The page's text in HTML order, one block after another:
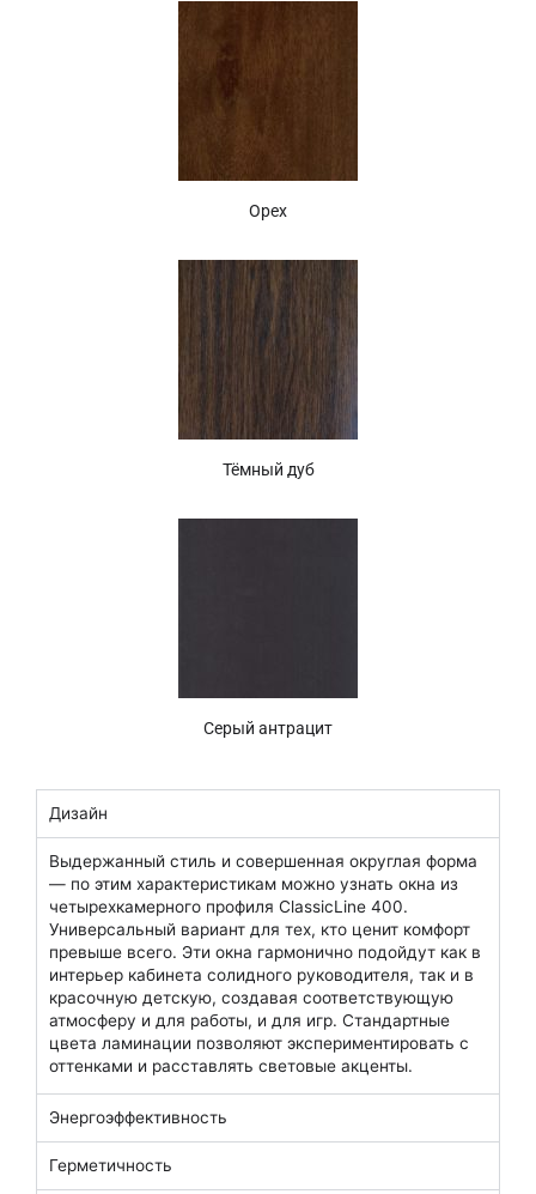
Орех
Тёмный дуб
Серый антрацит
Дизайн
Выдержанный стиль и совершенная округлая форма
— по этим характеристикам можно узнать окна из
четырехкамерного профиля ClassicLine 400.
Универсальный вариант для тех, кто ценит комфорт
превыше всего. Эти окна гармонично подойдут как в
интерьер кабинета солидного руководителя, так и в
красочную детскую, создавая соответствующую
атмосферу и для работы, и для игр. Стандартные
цвета ламинации позволяют экспериментировать с
оттенками и расставлять световые акценты.
Энергоэффективность
Герметичность